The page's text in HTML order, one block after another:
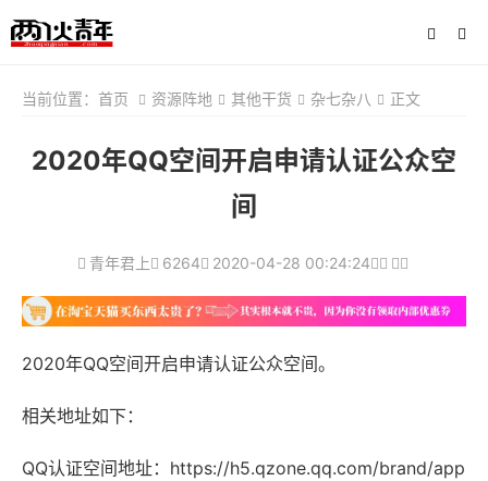
当前位置： 首页 资源阵地 其他干货 杂七杂八 正文
2020年QQ空间开启申请认证公众空
间
青年君上 6264 2020-04-28 00:24:24
2020年QQ空间开启申请认证公众空间。
相关地址如下：
QQ认证空间地址：https://h5.qzone.qq.com/brand/app